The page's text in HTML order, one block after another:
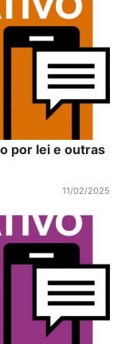
por lei e outras
11/02/2025